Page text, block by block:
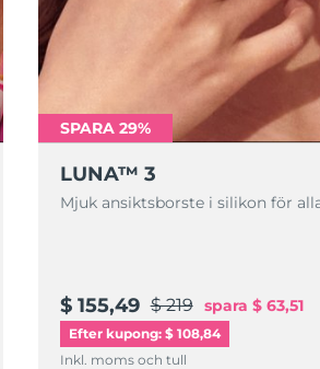
SPARA 29%
LUNA™ 3
Mjuk ansiktsborste i silikon för
$ 155,49 $ 219 spara $ 63,51
Efter kupong: $ 108,84
Inkl. moms och tull